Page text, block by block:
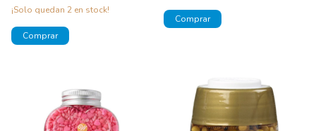
¡Solo quedan 2 en stock!